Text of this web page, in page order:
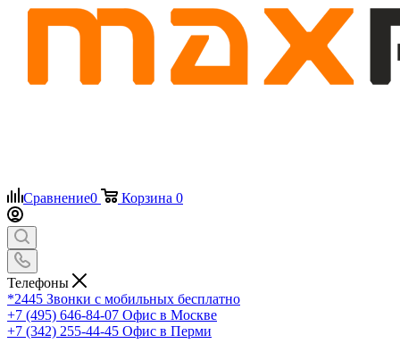
Сравнение0 Корзина 0
Телефоны
*2445 Звонки с мобильных бесплатно
+7 (495) 646-84-07 Офис в Москве
+7 (342) 255-44-45 Офис в Перми